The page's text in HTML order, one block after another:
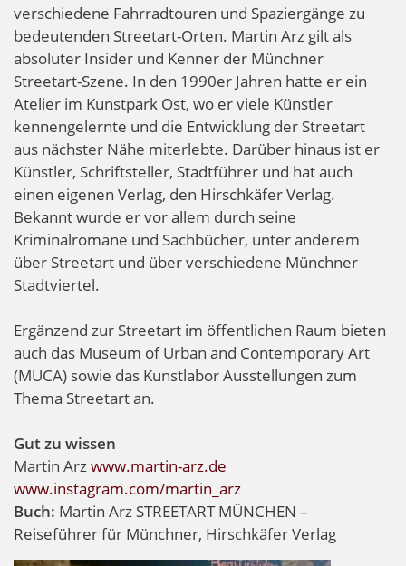
verschiedene Fahrradtouren und Spaziergänge zu
bedeutenden Streetart-Orten. Martin Arz gilt als
absoluter Insider und Kenner der Münchner
Streetart-Szene. In den 1990er Jahren hatte er ein
Atelier im Kunstpark Ost, wo er viele Künstler
kennengelernte und die Entwicklung der Streetart
aus nächster Nähe miterlebte. Darüber hinaus ist er
Künstler, Schriftsteller, Stadtführer und hat auch
einen eigenen Verlag, den Hirschkäfer Verlag.
Bekannt wurde er vor allem durch seine
Kriminalromane und Sachbücher, unter anderem
über Streetart und über verschiedene Münchner
Stadtviertel.
Ergänzend zur Streetart im öffentlichen Raum bieten
auch das Museum of Urban and Contemporary Art
(MUCA) sowie das Kunstlabor Ausstellungen zum
Thema Streetart an.
Gut zu wissen
Martin Arzwww.martin-arz.de
www.instagram.com/martin_arz
Buch: Martin Arz STREETART MÜNCHEN –
Reiseführer für Münchner, Hirschkäfer Verlag